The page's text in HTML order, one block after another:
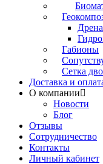
Габионы
Сетка
Доставка и
О компании
Новости
Блог
Отзывы
Сотрудничество
Контакты
Личный кабинет